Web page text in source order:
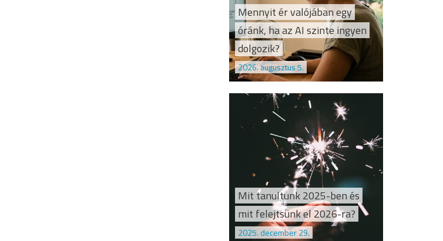
Mennyit ér valójában egy
óránk, ha az AI szinte ingyen
dolgozik?
2026. augusztus 5.
Mit tanultunk 2025-ben és
mit felejtsünk el 2026-ra?
2025. december 29.